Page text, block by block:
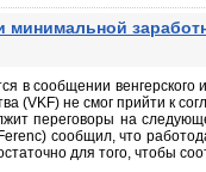
в сообщении
(VKF) не смог прийти к
переговоры на
сообщил, что
для того, чтобы